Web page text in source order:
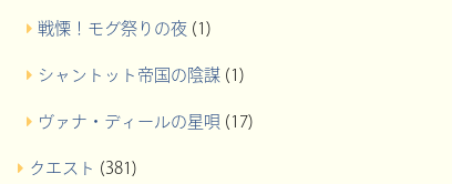
戦慄！モグ祭りの夜(1)
シャントット帝国の陰謀(1)
ヴァナ・ディールの星唄 (17)
クエスト (381)